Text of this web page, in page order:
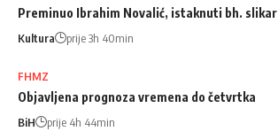
Preminuo Ibrahim Novalić, istaknuti bh. slikar
Kultura prije 3h 40min
FHMZ
Objavljena prognoza vremena do četvrtka
BiH prije 4h 44min